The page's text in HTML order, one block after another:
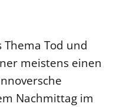
Tod und
meistens einen
Nachmittag im